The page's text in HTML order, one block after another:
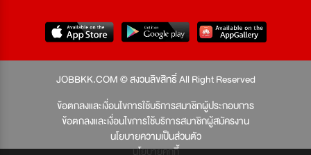
JOBBKK.COM © สงวนลิขสิทธิ์ All Right Reserved
ข้อตกลงและเงื่อนไขการใช้บริการสมาชิกผู้ประกอบการ
ข้อตกลงและเงื่อนไขการใช้บริการสมาชิกผู้สมัครงาน
นโยบายความเป็นส่วนตัว